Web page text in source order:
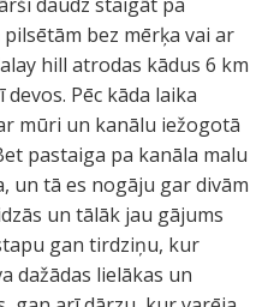
bez mērķa vai ar
hill atrodas kādus 6 km
Pēc kāda laika
mūri un kanālu iežogotā
pastaiga pa kanāla malu
un tā es nogāju gar divām
un tālāk jau gājums
gan tirdziņu, kur
dažādas lielākas un